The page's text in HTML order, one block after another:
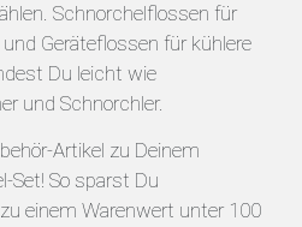
Schnorchelflossen für
Geräteflossen für kühlere
Du leicht wie
und Schnorchler.
Artikel zu Deinem
Set! So sparst Du
einem Warenwert unter 100